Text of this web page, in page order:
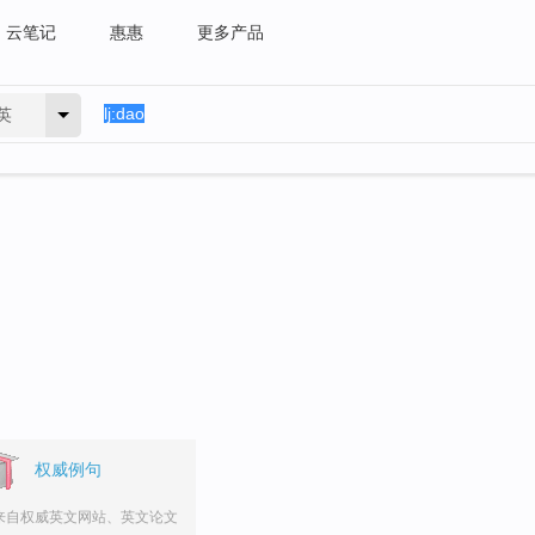
云笔记 惠惠 更多产品
权威例句
自权威英文网站、英文论文